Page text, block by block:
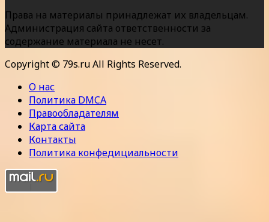
Права на материалы принадлежат их владельцам.
Администрация сайта ответственности за
содержание материала не несет.
Copyright © 79s.ru All Rights Reserved.
О нас
Политика DMCA
Правообладателям
Карта сайта
Контакты
Политика конфедициальности